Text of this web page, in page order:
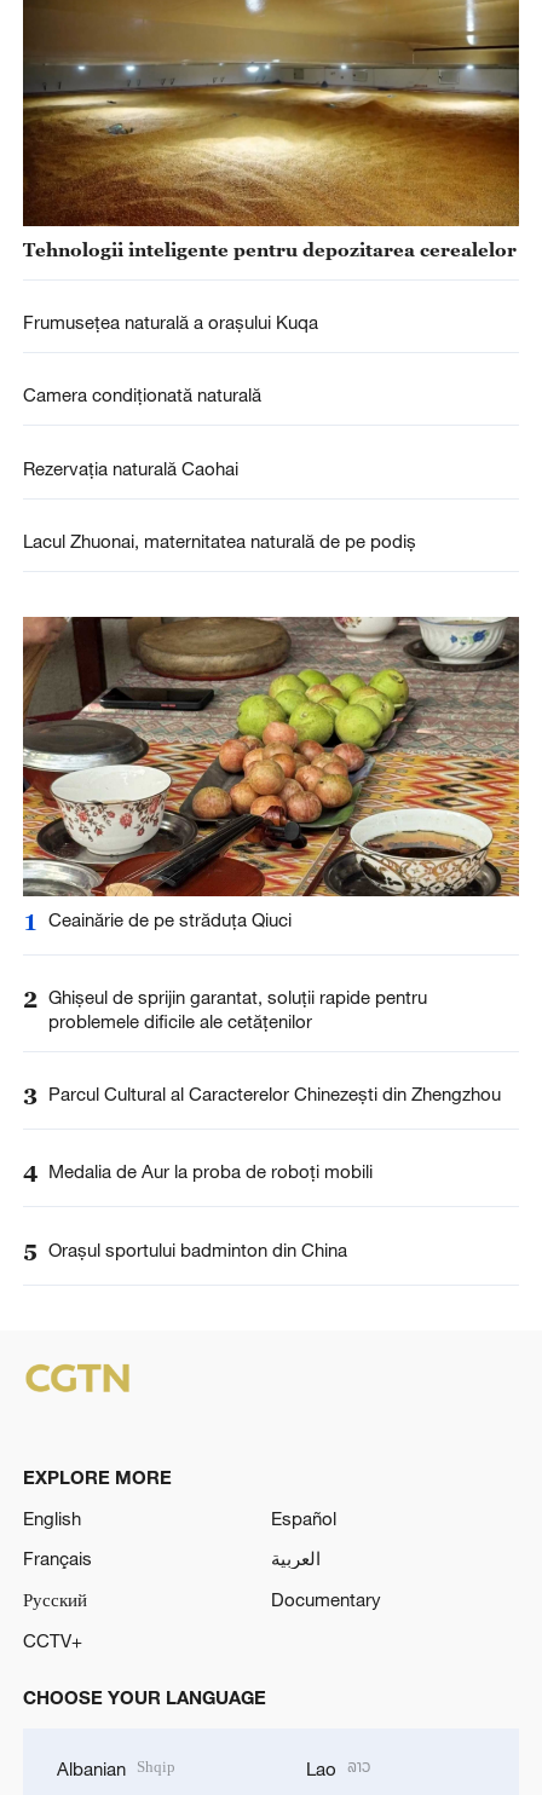
Tehnologii inteligente pentru depozitarea cerealelor
Frumusețea naturală a orașului Kuqa
Camera condiționată naturală
Rezervația naturală Caohai
Lacul Zhuonai, maternitatea naturală de pe podiș
1 Ceainărie de pe străduța Qiuci
2 Ghișeul de sprijin garantat, soluții rapide pentru
problemele dificile ale cetățenilor
3 Parcul Cultural al Caracterelor Chinezești din Zhengzhou
4 Medalia de Aur la proba de roboți mobili
5 Orașul sportului badminton din China
EXPLORE MORE
English
Español
Français
العربية
Русский
Documentary
CCTV+
CHOOSE YOUR LANGUAGE
Albanian Shqip Lao ລາວ